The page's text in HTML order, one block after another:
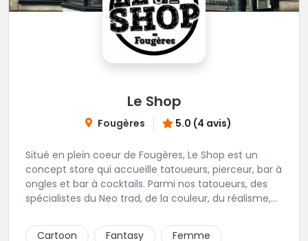
Le Shop
Fougères 5.0 (4 avis)
Situé en plein coeur de Fougères, Le Shop est un
concept store qui accueille tatoueurs, pierceur, bar à
ongles et bar à cocktails. Parmi nos tatoueurs, des
spécialistes du Neo trad, de la couleur, du réalisme,
forcément au Shop le meilleur allié pour ton projet
Cartoon Fantasy Femme